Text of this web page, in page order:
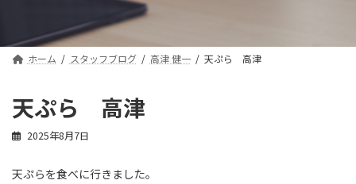
ホーム スタッフブログ 高津 健一 天ぷら 高津
天ぷら 高津
2025年8月7日
天ぷらを食べに行きました。